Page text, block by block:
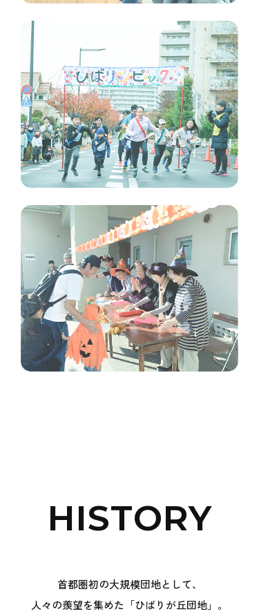
HISTORY
首都圏初の大規模団地として、
人々の羨望を集めた「ひばりが丘団地」。